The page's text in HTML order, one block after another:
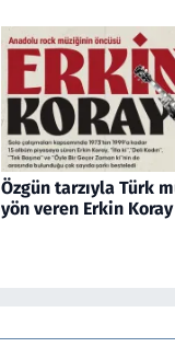
Özgün tarzıyla Türk
yön veren Erkin Koray